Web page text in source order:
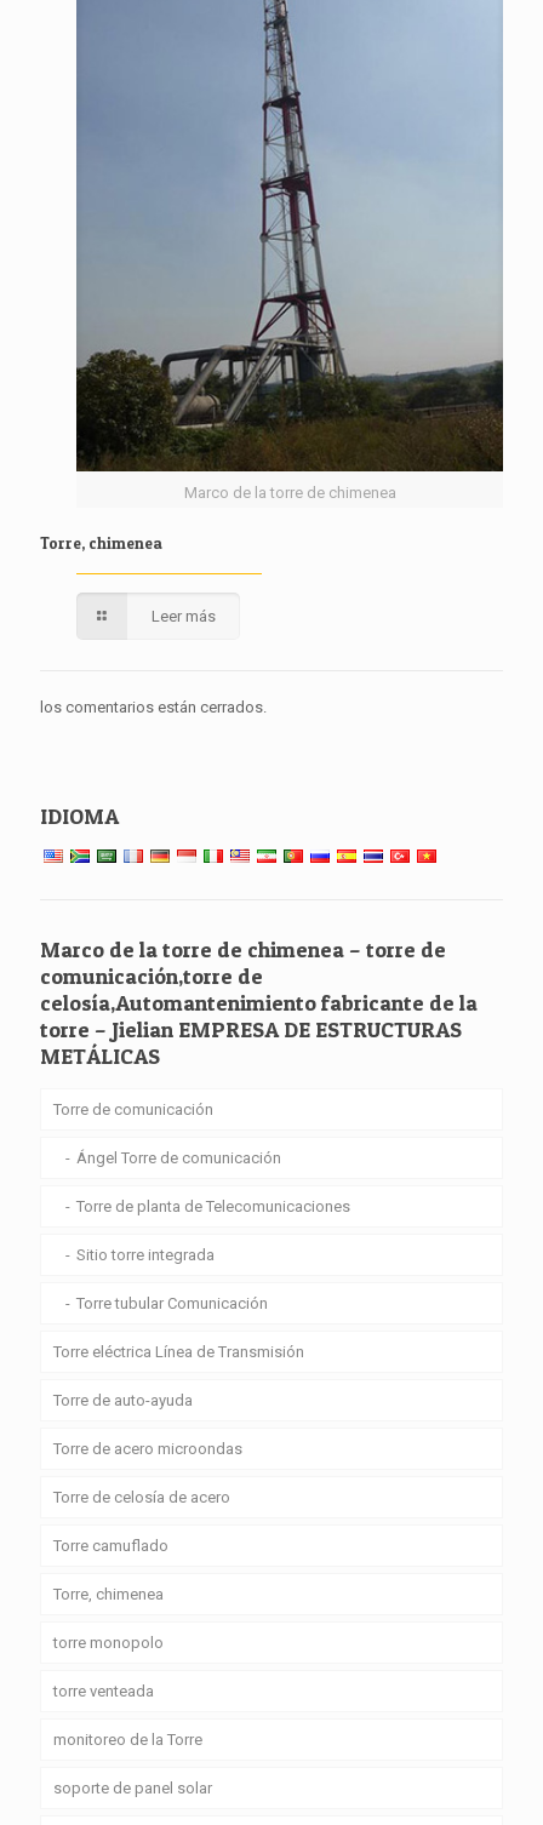
Marco de la torre de chimenea
Torre, chimenea
Leer más
los comentarios están cerrados.
IDIOMA
Marco de la torre de chimenea – torre de
comunicación,torre de
celosía,Automantenimiento fabricante de la
torre – Jielian EMPRESA DE ESTRUCTURAS
METÁLICAS
Torre de comunicación
Ángel Torre de comunicación
Torre de planta de Telecomunicaciones
Sitio torre integrada
Torre tubular Comunicación
Torre eléctrica Línea de Transmisión
Torre de auto-ayuda
Torre de acero microondas
Torre de celosía de acero
Torre camuflado
Torre, chimenea
torre monopolo
torre venteada
monitoreo de la Torre
soporte de panel solar